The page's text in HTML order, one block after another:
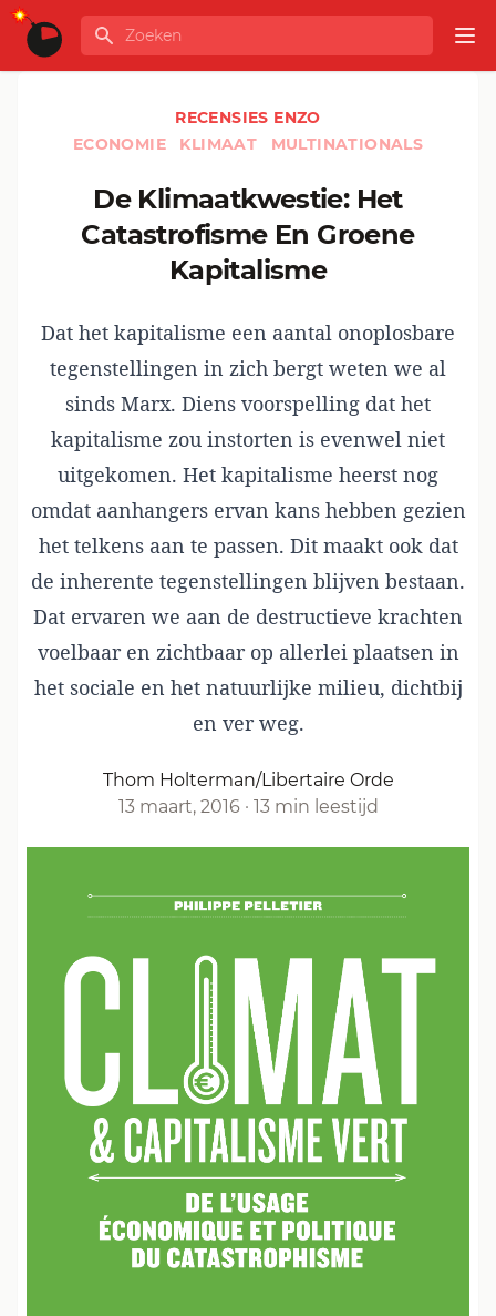
Ga naar de inhoud
GLOBALINFO
Zoeken
RECENSIES ENZO
ECONOMIE
KLIMAAT MULTINATIONALS
De Klimaatkwestie: Het
Catastrofisme En Groene
Kapitalisme
Dat het kapitalisme een aantal onoplosbare
tegenstellingen in zich bergt weten we al
sinds Marx. Diens voorspelling dat het
kapitalisme zou instorten is evenwel niet
uitgekomen. Het kapitalisme heerst nog
omdat aanhangers ervan kans hebben gezien
het telkens aan te passen. Dit maakt ook dat
de inherente tegenstellingen blijven bestaan.
Dat ervaren we aan de destructieve krachten
voelbaar en zichtbaar op allerlei plaatsen in
het sociale en het natuurlijke milieu, dichtbij
en ver weg.
Thom Holterman/Libertaire Orde
13 maart, 2016 · 13 min leestijd